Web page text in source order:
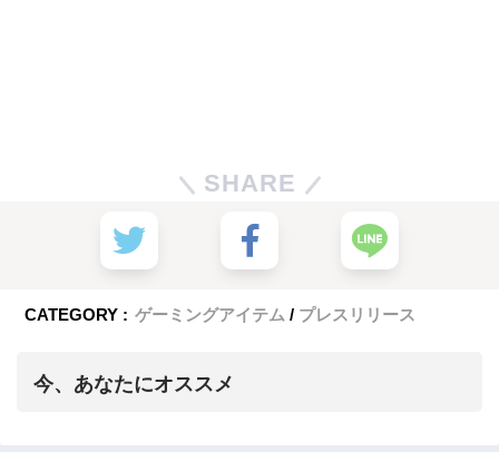
SHARE
CATEGORY : ゲーミングアイテム プレスリリース
今、あなたにオススメ